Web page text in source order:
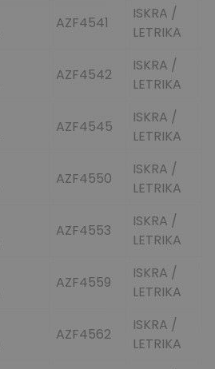
AZF4541
ISKRA /
LETRIKA
AZF4542
ISKRA /
LETRIKA
AZF4545
ISKRA /
LETRIKA
AZF4550
ISKRA /
LETRIKA
AZF4553
ISKRA /
LETRIKA
AZF4559
ISKRA /
LETRIKA
AZF4562
ISKRA /
LETRIKA